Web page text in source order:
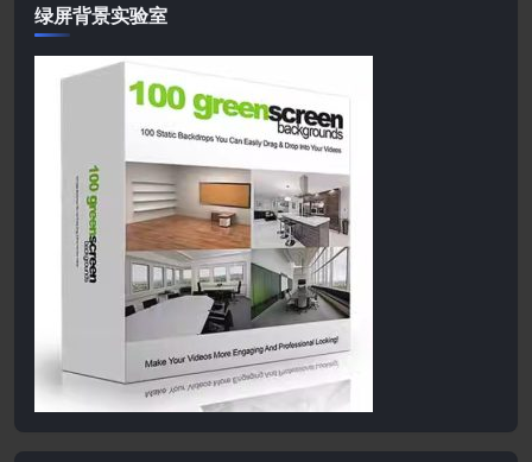
绿屏背景实验室